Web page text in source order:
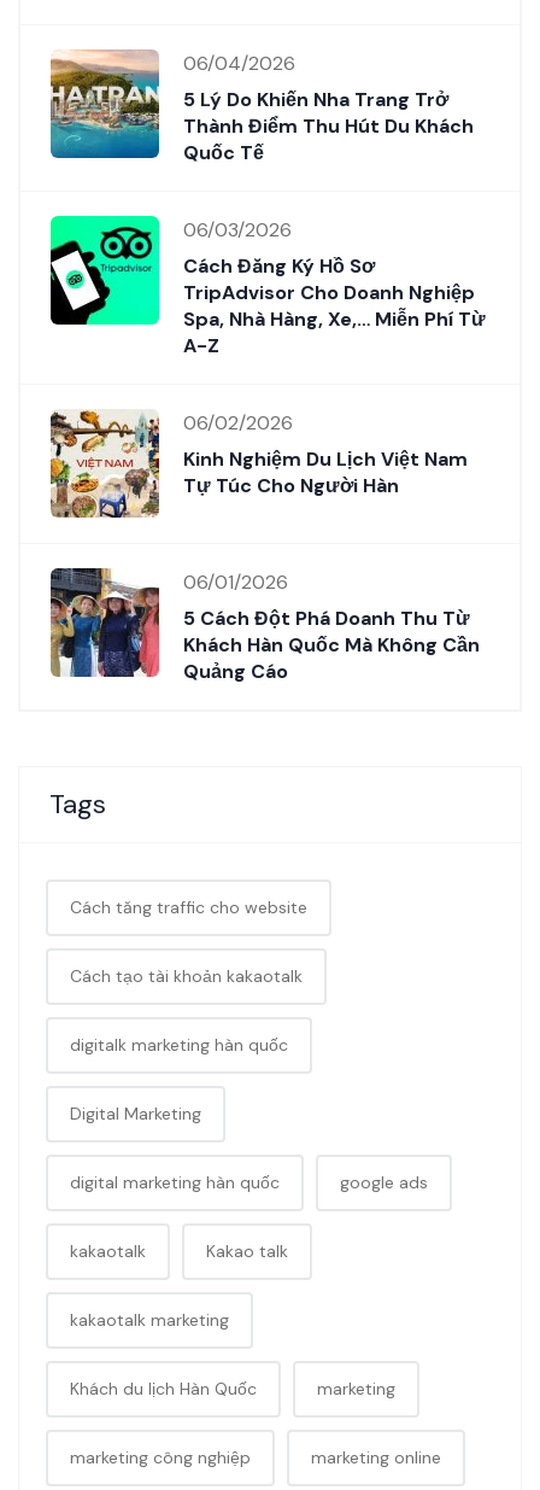
06/04/2026
5 Lý Do Khiến Nha Trang Trở
Thành Điểm Thu Hút Du Khách
Quốc Tế
06/03/2026
Cách Đăng Ký Hồ Sơ
TripAdvisor Cho Doanh Nghiệp
Spa, Nhà Hàng, Xe,… Miễn Phí Từ
A-Z
06/02/2026
Kinh Nghiệm Du Lịch Việt Nam
Tự Túc Cho Người Hàn
06/01/2026
5 Cách Đột Phá Doanh Thu Từ
Khách Hàn Quốc Mà Không Cần
Quảng Cáo
Tags
Cách tăng traffic cho website
Cách tạo tài khoản kakaotalk
digitalk marketing hàn quốc
Digital Marketing
digital marketing hàn quốc google ads
kakaotalk Kakao talk
kakaotalk marketing
Khách du lịch Hàn Quốc marketing
marketing công nghiệp marketing online